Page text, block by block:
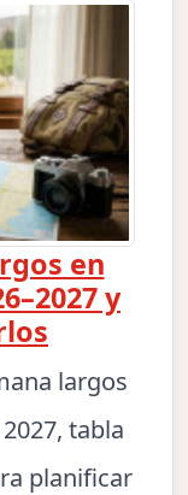
en
y
largos
tabla
planificar